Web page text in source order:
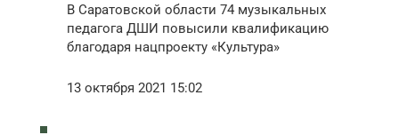
В Саратовской области 74 музыкальных
педагога ДШИ повысили квалификацию
благодаря нацпроекту «Культура»
13 октября 2021 15:02